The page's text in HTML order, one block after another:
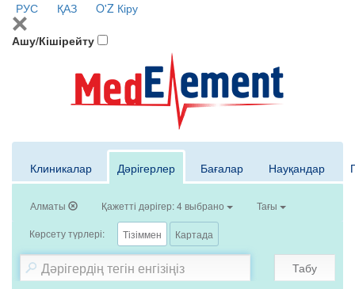
РУС ҚАЗ O'Z Кіру
Ашу/Кішірейту
Клиникалар Дәрігерлер Бағалар Науқандар
Алматы Қажетті дәрігер: 4 выбрано Тағы
Көрсету түрлері: Тізіммен Картада
Табу